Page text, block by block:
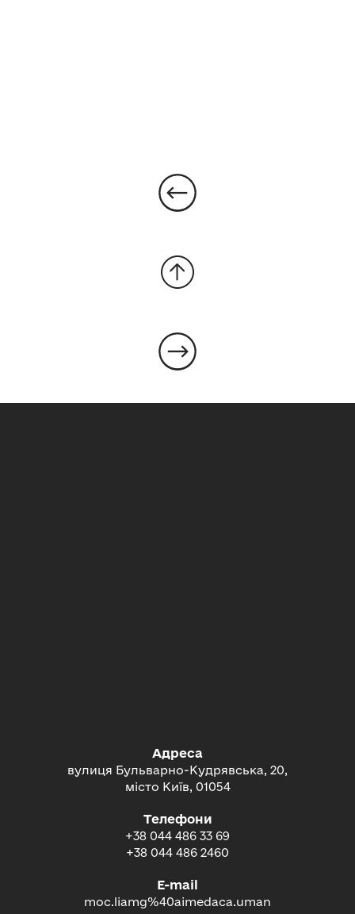
Адреса
вулиця Бульварно-Кудрявська, 20,
місто Київ, 01054
Телефони
+38 044 486 33 69
+38 044 486 2460
E-mail
moc.liamg%40aimedaca.uman